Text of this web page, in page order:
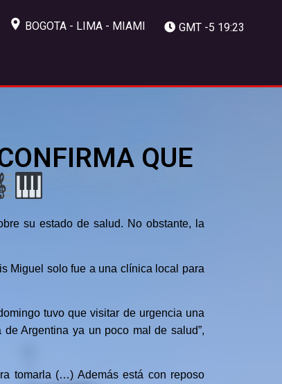
BOGOTA - LIMA - MIAMI GMT -5 19:23
QUE
su estado de salud. No obstante, la
Miguel solo fue a una clínica local para
tuvo que visitar de urgencia una
Argentina ya un poco mal de salud”,
tomarla (…) Además está con reposo